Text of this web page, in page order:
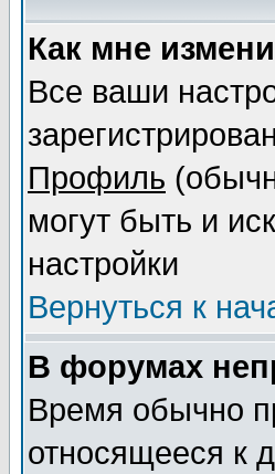
Как мне
Все ваши
Профиль
могут быть и
настройки
Вернуться к
В форумах
Время обычно
относящееся к